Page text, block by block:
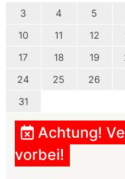
3
4 5
10
11 12
17
18 19
24
25 26
31
Achtung!
vorbei!